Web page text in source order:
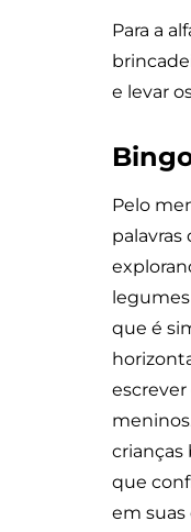
Para a
e levar
Pelo
que é
crianças
que
em suas